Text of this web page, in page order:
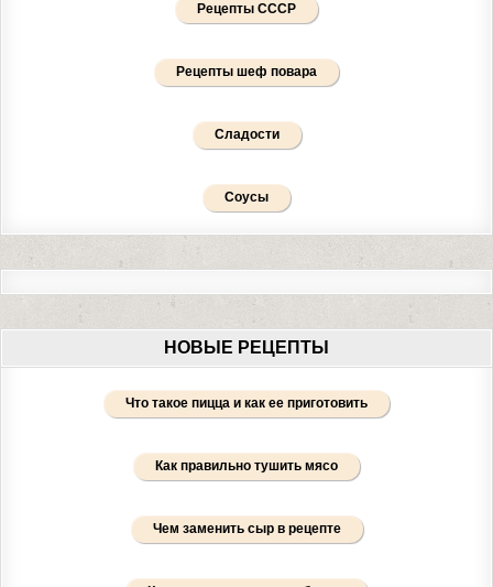
Рецепты СССР
Рецепты шеф повара
Сладости
Соусы
НОВЫЕ РЕЦЕПТЫ
Что такое пицца и как ее приготовить
Как правильно тушить мясо
Чем заменить сыр в рецепте